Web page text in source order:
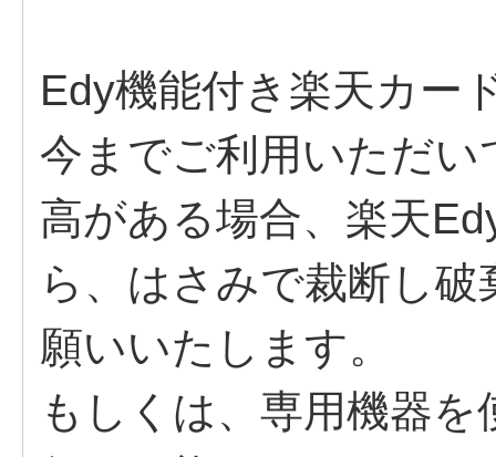
Edy機能付き楽天カー
今までご利用いただ
高がある場合、楽天
ら、はさみで裁断し
願いいたします。
もしくは、専用機器